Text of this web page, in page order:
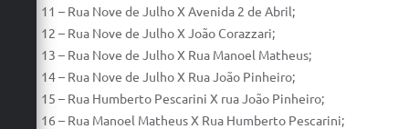
11 – Rua Nove de Julho X Avenida 2 de Abril;
12 – Rua Nove de Julho X João Corazzari;
13 – Rua Nove de Julho X Rua Manoel Matheus;
14 – Rua Nove de Julho X Rua João Pinheiro;
15 – Rua Humberto Pescarini X rua João Pinheiro;
16 – Rua Manoel Matheus X Rua Humberto Pescarini;